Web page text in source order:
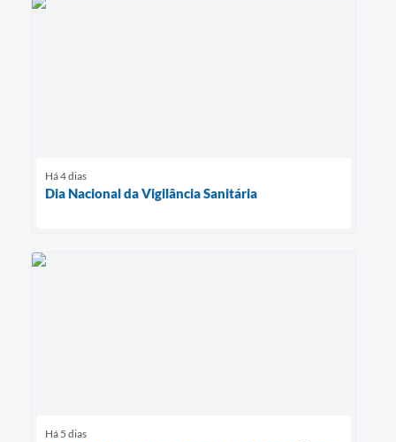
Há 4 dias
Dia Nacional da Vigilância Sanitária
Há 5 dias